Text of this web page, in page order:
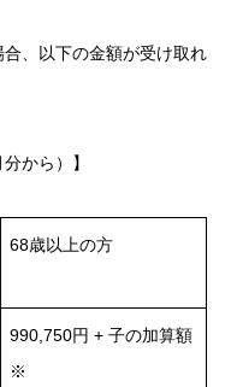
、以下の金額が受け取れ
から）】
68歳以上の方
990,750円 + 子の加算額
※